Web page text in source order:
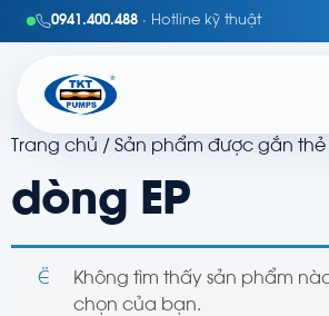
0941.400.488 · Hotline kỹ thuật
Trang chủ / Sản phẩm được gắn thẻ
dòng EP
Không tìm thấy sản phẩm
chọn của bạn.